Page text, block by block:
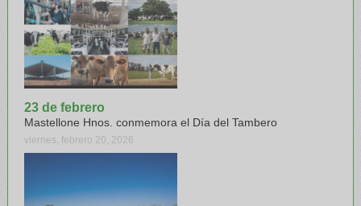
23 de febrero
Mastellone Hnos. conmemora el Día del Tambero
viernes, febrero 20, 2026